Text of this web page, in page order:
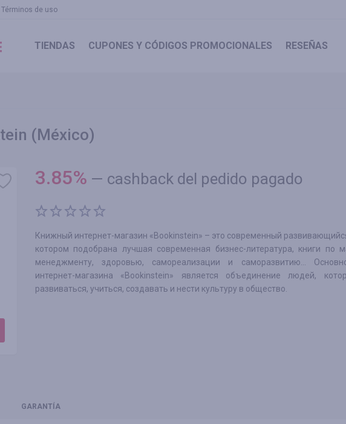
Términos de uso
TIENDAS CUPONES Y CÓDIGOS PROMOCIONALES RESEÑAS
(México)
3.85% — cashback del pedido pagado
Книжный интернет-магазин «Bookinstein» – это современный
котором подобрана лучшая современная бизнес-литература, книги по
менеджменту, здоровью, самореализации и саморазвитию…
интернет-магазина «Bookinstein» является объединение людей,
развиваться, учиться, создавать и нести культуру в общество.
GARANTÍA